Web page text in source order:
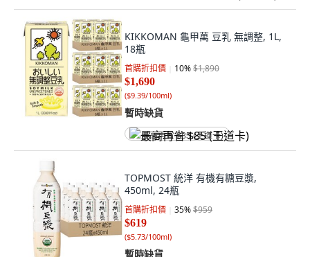
KIKKOMAN 龜甲萬 豆乳 無調整, 1L,
18瓶
首購折扣價 10%$1,890
$1,690
($9.39/100ml)
暫時缺貨
最高再省 $85 (王道卡)
TOPMOST 統洋 有機有糖豆漿,
450ml, 24瓶
首購折扣價 35%$959
$619
($5.73/100ml)
暫時缺貨